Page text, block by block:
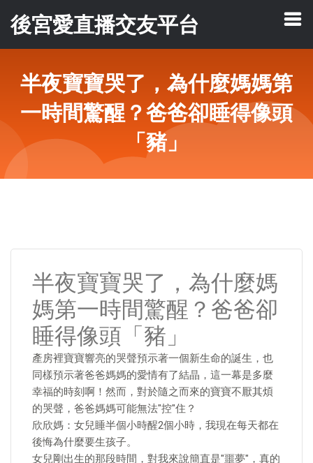
後宮愛直播交友平台
半夜寶寶哭了，為什麼媽媽第
一時間驚醒？爸爸卻睡得像頭
「豬」
半夜寶寶哭了，為什麼媽
媽第一時間驚醒？爸爸卻
睡得像頭「豬」
產房裡寶寶響亮的哭聲預示著一個新生命的誕生，也
同樣預示著爸爸媽媽的愛情有了結晶，這一幕是多麼
幸福的時刻啊！然而，對於隨之而來的寶寶不厭其煩
的哭聲，爸爸媽媽可能無法"控"住？
欣欣媽：女兒睡半個小時醒2個小時，我現在每天都在
後悔為什麼要生孩子。
女兒剛出生的那段時間，對我來說簡直是"噩夢"，真的